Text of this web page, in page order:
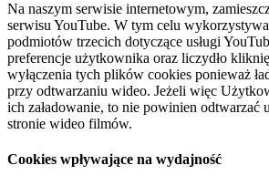
Na naszym serwisie internetowym,
serwisu YouTube. W tym celu
podmiotów trzecich dotyczące usługi
preferencje użytkownika oraz liczydło
wyłączenia tych plików cookies ponieważ
przy odtwarzaniu wideo. Jeżeli więc
ich załadowanie, to nie powinien odtwarzać
stronie wideo filmów.
Cookies wpływające na wydajność